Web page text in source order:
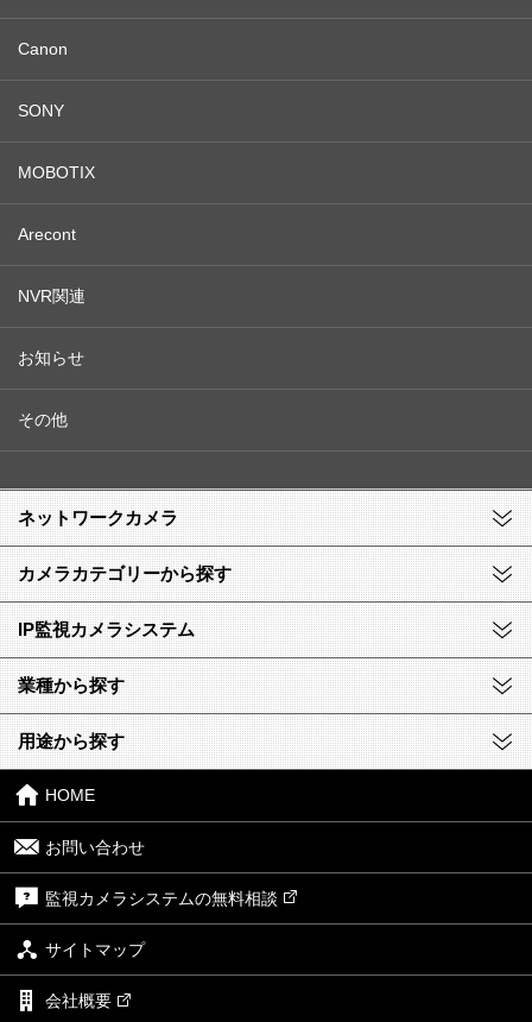
Canon
SONY
MOBOTIX
Arecont
NVR関連
お知らせ
その他
ネットワークカメラ
カメラカテゴリーから探す
IP監視カメラシステム
業種から探す
用途から探す
HOME
お問い合わせ
監視カメラシステムの無料相談
サイトマップ
会社概要